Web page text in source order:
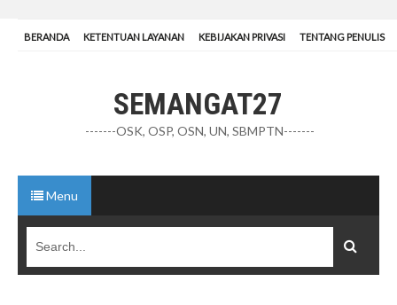
BERANDA KETENTUAN LAYANAN KEBIJAKAN PRIVASI TENTANG PENULIS
SEMANGAT27
-------OSK, OSP, OSN, UN, SBMPTN-------
Menu